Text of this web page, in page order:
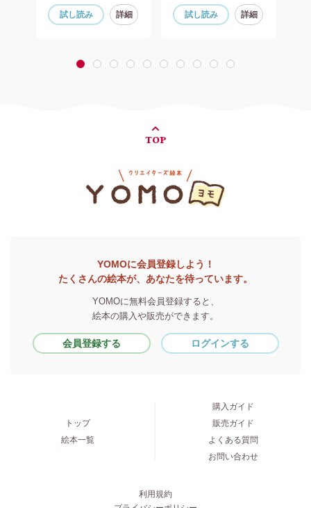
試し読み 詳細 試し読み 詳細
1 2 3 4 5 6 7 8 9 10
TOP
YOMOに会員登録しよう！
たくさんの絵本が、あなたを待っています。
YOMOに無料会員登録すると、
絵本の購入や販売ができます。
会員登録する ログインする
トップ
絵本一覧
購入ガイド
販売ガイド
よくある質問
お問い合わせ
利用規約